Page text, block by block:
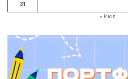
31
« Июл